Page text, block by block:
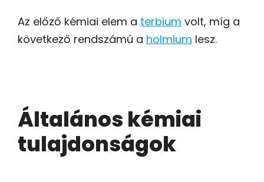
Az előző kémiai elem a terbium volt, míg a
következő rendszámú a holmium lesz.
Általános kémiai
tulajdonságok